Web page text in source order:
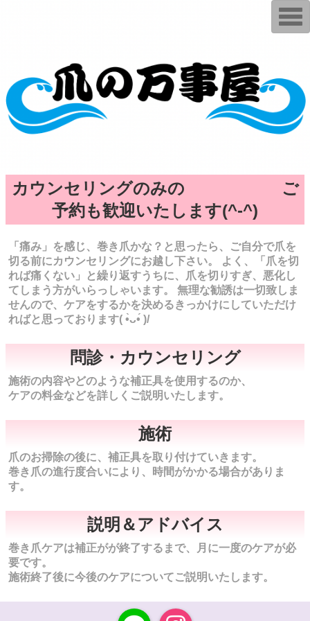
カウンセリングのみの ご
予約も歓迎いたします(^-^)
「痛み」を感じ、巻き爪かな？と思ったら、ご自分で爪を
切る前にカウンセリングにお越し下さい。 よく、「爪を切
れば痛くない」と繰り返すうちに、爪を切りすぎ、悪化し
てしまう方がいらっしゃいます。 無理な勧誘は一切致しま
せんので、ケアをするかを決めるきっかけにしていただけ
ればと思っております( •̀ᴗ•́ )/
問診・カウンセリング
施術の内容やどのような補正具を使用するのか、
ケアの料金などを詳しくご説明いたします。
施術
爪のお掃除の後に、補正具を取り付けていきます。
巻き爪の進行度合いにより、時間がかかる場合がありま
す。
説明＆アドバイス
巻き爪ケアは補正がが終了するまで、月に一度のケアが必
要です。
施術終了後に今後のケアについてご説明いたします。
T
o
g
a
v
a